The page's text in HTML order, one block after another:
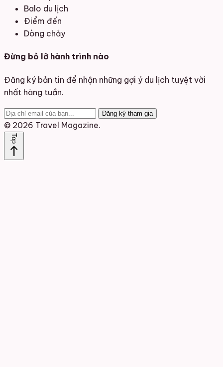
Balo du lịch
Điểm đến
Dòng chảy
Đừng bỏ lỡ hành trình nào
Đăng ký bản tin để nhận những gợi ý du lịch tuyệt vời
nhất hàng tuần.
Đăng ký tham gia
© 2026 Travel Magazine.
Top
north